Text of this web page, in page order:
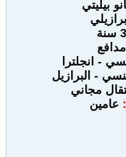
بيليتي
برازيلي
مدافع
- انجلترا
- البرازيل
مجاني
عامين